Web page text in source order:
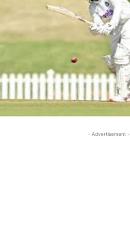
- Advertisement -